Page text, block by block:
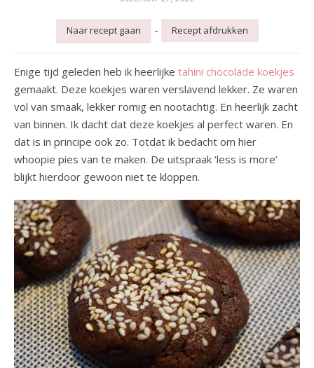
Naar recept gaan - Recept afdrukken
Enige tijd geleden heb ik heerlijke tahini chocolade koekjes
gemaakt. Deze koekjes waren verslavend lekker. Ze waren
vol van smaak, lekker romig en nootachtig. En heerlijk zacht
van binnen. Ik dacht dat deze koekjes al perfect waren. En
dat is in principe ook zo. Totdat ik bedacht om hier
whoopie pies van te maken. De uitspraak ‘less is more’
blijkt hierdoor gewoon niet te kloppen.